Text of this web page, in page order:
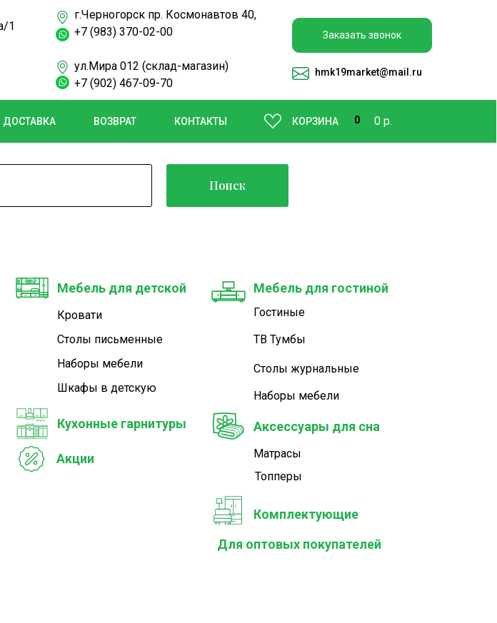
КОРЗИНА
ВОЗВРАТ КОНТАКТЫ
ДОСТАВКА 0 0 р.
1
г.Черногорск пр. Космонавтов 40,
+7 (983) 370-02-00
ул.Мира 012 (склад-магазин)
+7 (902) 467-09-70
Заказать звонок
hmk19market@mail.ru
Поиск
Мебель для гостиной
Мебель для детской
Аксессуары для сна
Для оптовых покупателей
Гостиные
Кровати
Матрасы
ТВ Тумбы
Столы журнальные
Наборы мебели
Столы письменные
Топперы
Наборы мебели
Шкафы в детскую
Кухонные гарнитуры
Комплектующие
Акции